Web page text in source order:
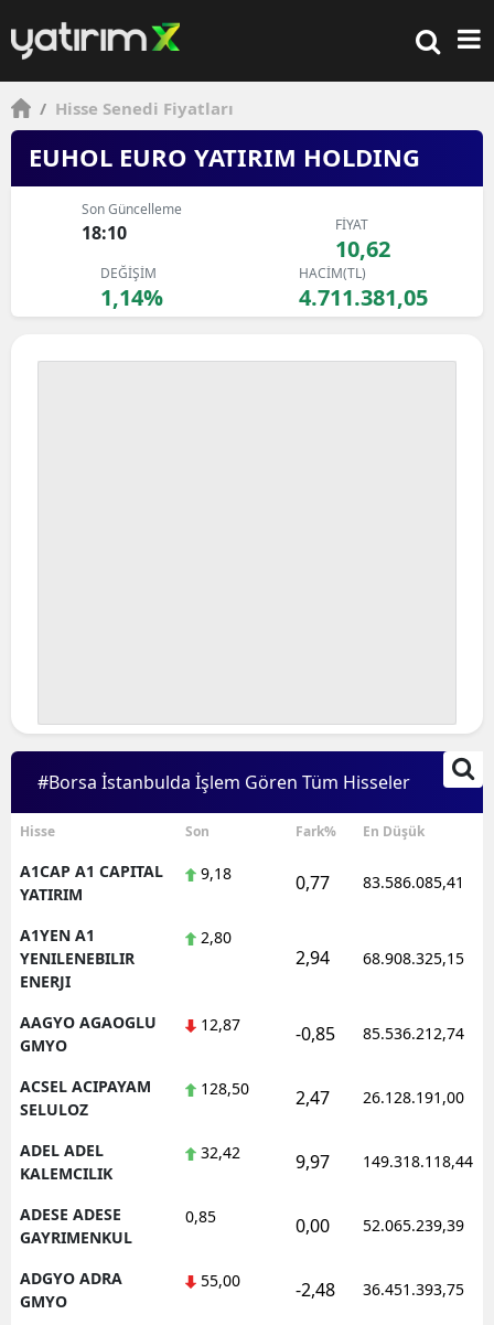
/ Hisse Senedi Fiyatları
EUHOL EURO YATIRIM HOLDING
Son Güncelleme
18:10 FİYAT
10,62
DEĞİŞİM
1,14%
HACİM(TL)
4.711.381,05
#Borsa İstanbulda İşlem Gören Tüm Hisseler
Hisse Son Fark% En Düşük
A1CAP A1 CAPITAL
YATIRIM
9,18 0,77 83.586.085,41
A1YEN A1
YENILENEBILIR
ENERJI
2,80
2,94 68.908.325,15
AAGYO AGAOGLU
GMYO
12,87 -0,85 85.536.212,74
ACSEL ACIPAYAM
SELULOZ
128,50 2,47 26.128.191,00
ADEL ADEL
KALEMCILIK
32,42 9,97 149.318.118,44
ADESE ADESE
GAYRIMENKUL
0,85 0,00 52.065.239,39
ADGYO ADRA
GMYO
55,00 -2,48 36.451.393,75